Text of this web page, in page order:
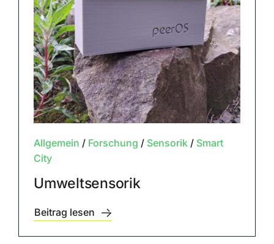
Allgemein / Forschung / Sensorik/ Smart
City
Umweltsensorik
Beitrag lesen